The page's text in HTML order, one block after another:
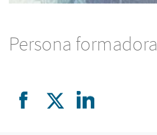
Persona formadora